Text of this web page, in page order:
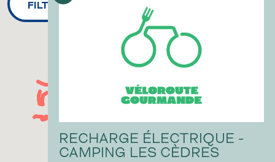
FILTRES
Ride with GPS
Ondago
RECHARGE ÉLECTRIQUE -
CAMPING LES CÈDRES